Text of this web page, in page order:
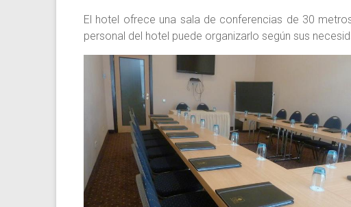
El hotel ofrece una sala de conferencias de 30
personal del hotel puede organizarlo según sus